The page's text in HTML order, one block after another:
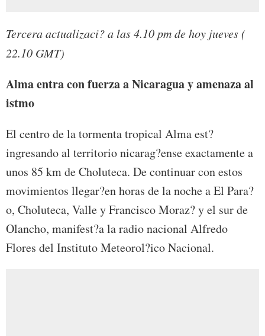
Tercera actualizaci? a las 4.10 pm de hoy jueves (
22.10 GMT)
Alma entra con fuerza a Nicaragua y amenaza al
istmo
El centro de la tormenta tropical Alma est?
ingresando al territorio nicarag?ense exactamente a
unos 85 km de Choluteca. De continuar con estos
movimientos llegar?en horas de la noche a El Para?
o, Choluteca, Valle y Francisco Moraz? y el sur de
Olancho, manifest?a la radio nacional Alfredo
Flores del Instituto Meteorol?ico Nacional.